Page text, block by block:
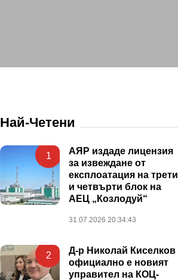
Най-Четени
1
АЯР издаде лицензия
за извеждане от
експлоатация на трети
и четвърти блок на
АЕЦ „Козлодуй“
31.07.2026 20:34:43
2
Д-р Николай Киселков
официално е новият
управител на КОЦ-